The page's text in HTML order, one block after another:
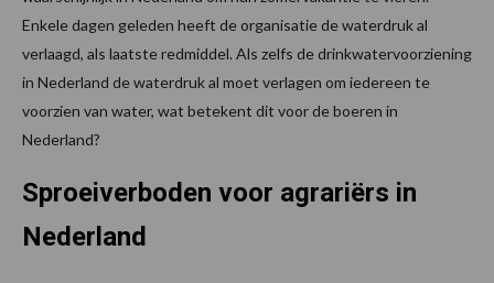
Enkele dagen geleden heeft de organisatie de waterdruk al
verlaagd, als laatste redmiddel. Als zelfs de drinkwatervoorziening
in Nederland de waterdruk al moet verlagen om iedereen te
voorzien van water, wat betekent dit voor de boeren in
Nederland?
Sproeiverboden voor agrariërs in
Nederland